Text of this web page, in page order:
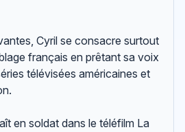
Cyril se consacre surtout
français en prêtant sa voix
télévisées américaines et
en soldat dans le téléfilm La